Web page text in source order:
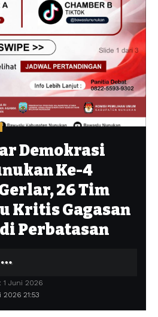
Demokrasi
Ke-4
26 Tim
Kritis Gagasan
Perbatasan
2026 21:53
1 Juni 2026